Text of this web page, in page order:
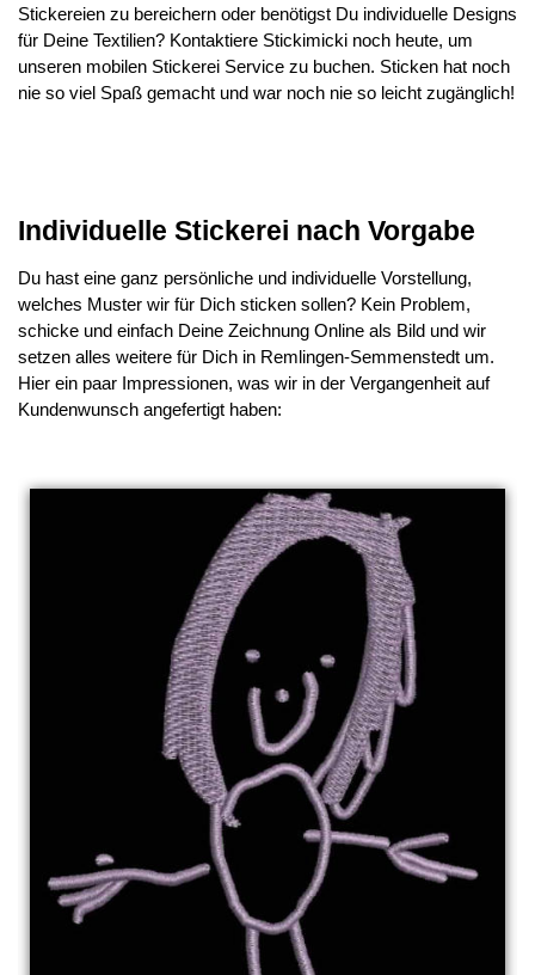
Stickereien zu bereichern oder benötigst Du individuelle Designs
für Deine Textilien? Kontaktiere Stickimicki noch heute, um
unseren mobilen Stickerei Service zu buchen. Sticken hat noch
nie so viel Spaß gemacht und war noch nie so leicht zugänglich!
Individuelle Stickerei nach Vorgabe
Du hast eine ganz persönliche und individuelle Vorstellung,
welches Muster wir für Dich sticken sollen? Kein Problem,
schicke und einfach Deine Zeichnung Online als Bild und wir
setzen alles weitere für Dich in Remlingen-Semmenstedt um.
Hier ein paar Impressionen, was wir in der Vergangenheit auf
Kundenwunsch angefertigt haben: